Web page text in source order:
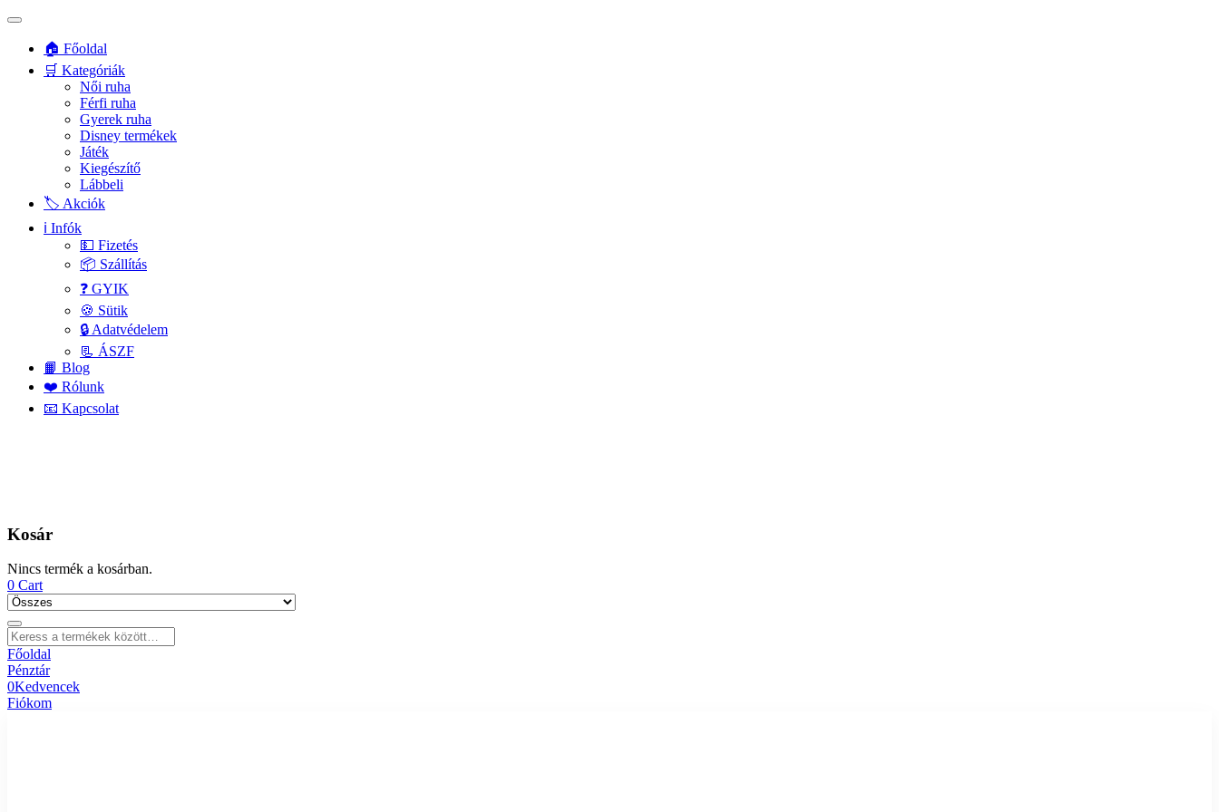
🏠 Főoldal
🛒 Kategóriák
Női ruha
Férfi ruha
Gyerek ruha
Disney termékek
Játék
Kiegészítő
Lábbeli
🏷️ Akciók
ℹ️ Infók
💵 Fizetés
📦 Szállítás
❓ GYIK
🍪 Sütik
🔒 Adatvédelem
📃 ÁSZF
📙 Blog
❤️ Rólunk
📧 Kapcsolat
Kosár
Nincs termék a kosárban.
0 Cart
Főoldal
Pénztár
0Kedvencek
Fiókom